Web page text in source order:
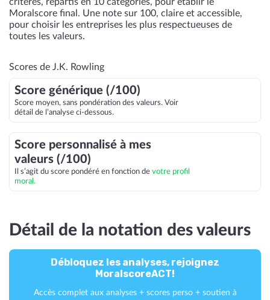
Moralscore final. Une note sur 100, claire et accessible,
pour choisir les entreprises les plus respectueuses de
toutes les valeurs.
Scores de J.K. Rowling
Score générique (/100)
Score moyen, sans pondération des valeurs. Voir
détail de l’analyse ci-dessous.
Score personnalisé à mes
valeurs (/100)
Il s’agit du score pondéré en fonction de votre profil
moral.
Détail de la notation des valeurs
Débloquez les analyses, rejoignez
MoralscoreACT!
Accès complet aux analyses + scores perso + soutien à